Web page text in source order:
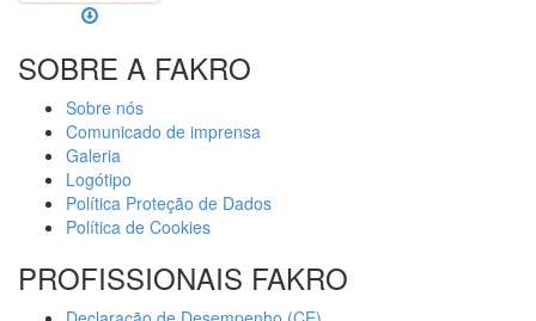
SOBRE A FAKRO
Sobre nós
Comunicado de imprensa
Galeria
Logótipo
Política Proteção de Dados
Política de Cookies
PROFISSIONAIS FAKRO